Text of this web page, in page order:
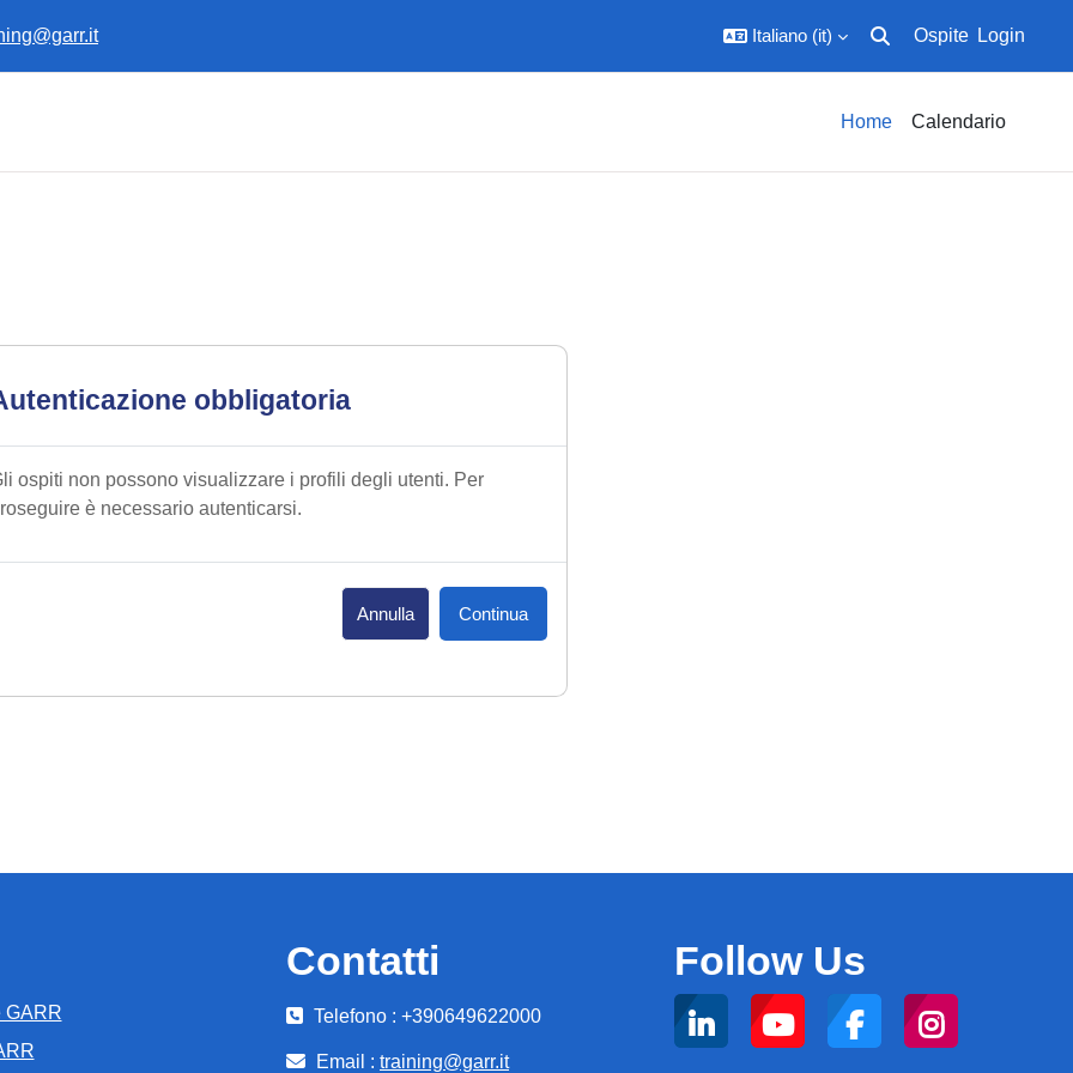
Italiano ‎(it)‎
Attiva/disattiva input di
Ospite Login
Home Calendario
obbligatoria
ospiti non possono visualizzare i profili degli utenti. Per
è necessario autenticarsi.
Annulla Continua
GARR
Contatti
Telefono : +390649622000
Email : training@garr.it
Follow Us